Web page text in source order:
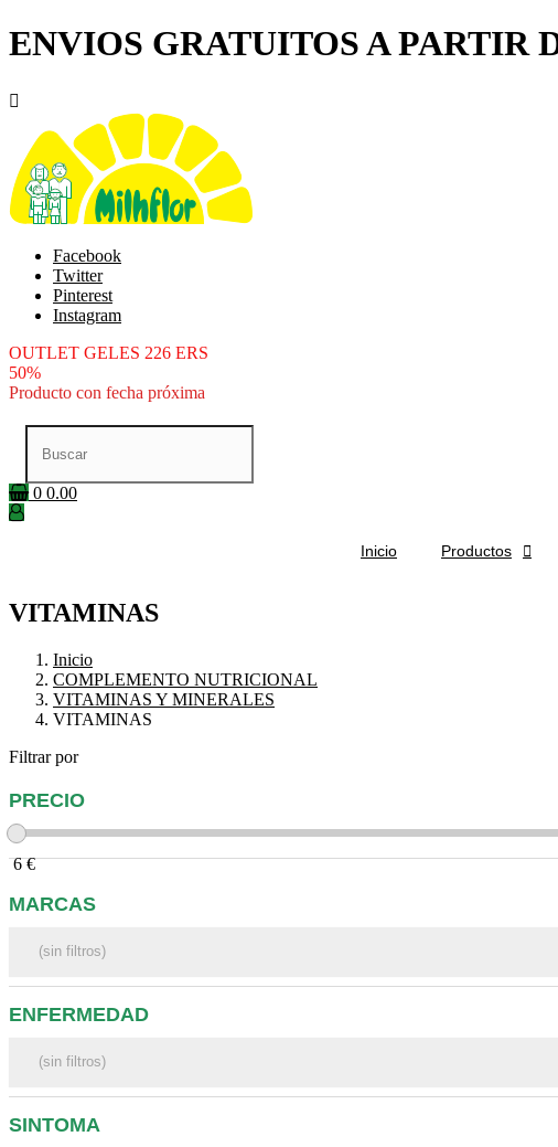
ENVIOS GRATUITOS A PARTIR

Facebook
Twitter
Pinterest
Instagram
OUTLET GELES 226 ERS
50%
Producto con fecha próxima
0 0.00
Inicio Productos 
VITAMINAS
Inicio
COMPLEMENTO NUTRICIONAL
VITAMINAS Y MINERALES
VITAMINAS
Filtrar por
PRECIO
6 €
MARCAS
ENFERMEDAD
SINTOMA